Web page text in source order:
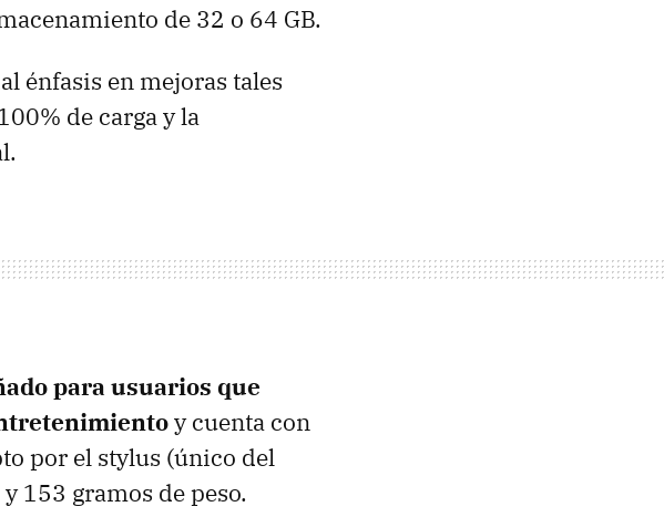
de 32 o 64 GB.
énfasis en mejoras tales
de carga y la
para usuarios que
y cuenta con
por el stylus (único del
153 gramos de peso.